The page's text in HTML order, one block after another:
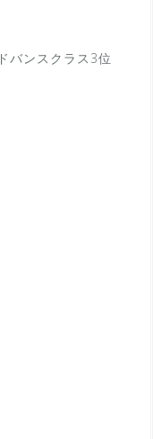
バンスクラス3位